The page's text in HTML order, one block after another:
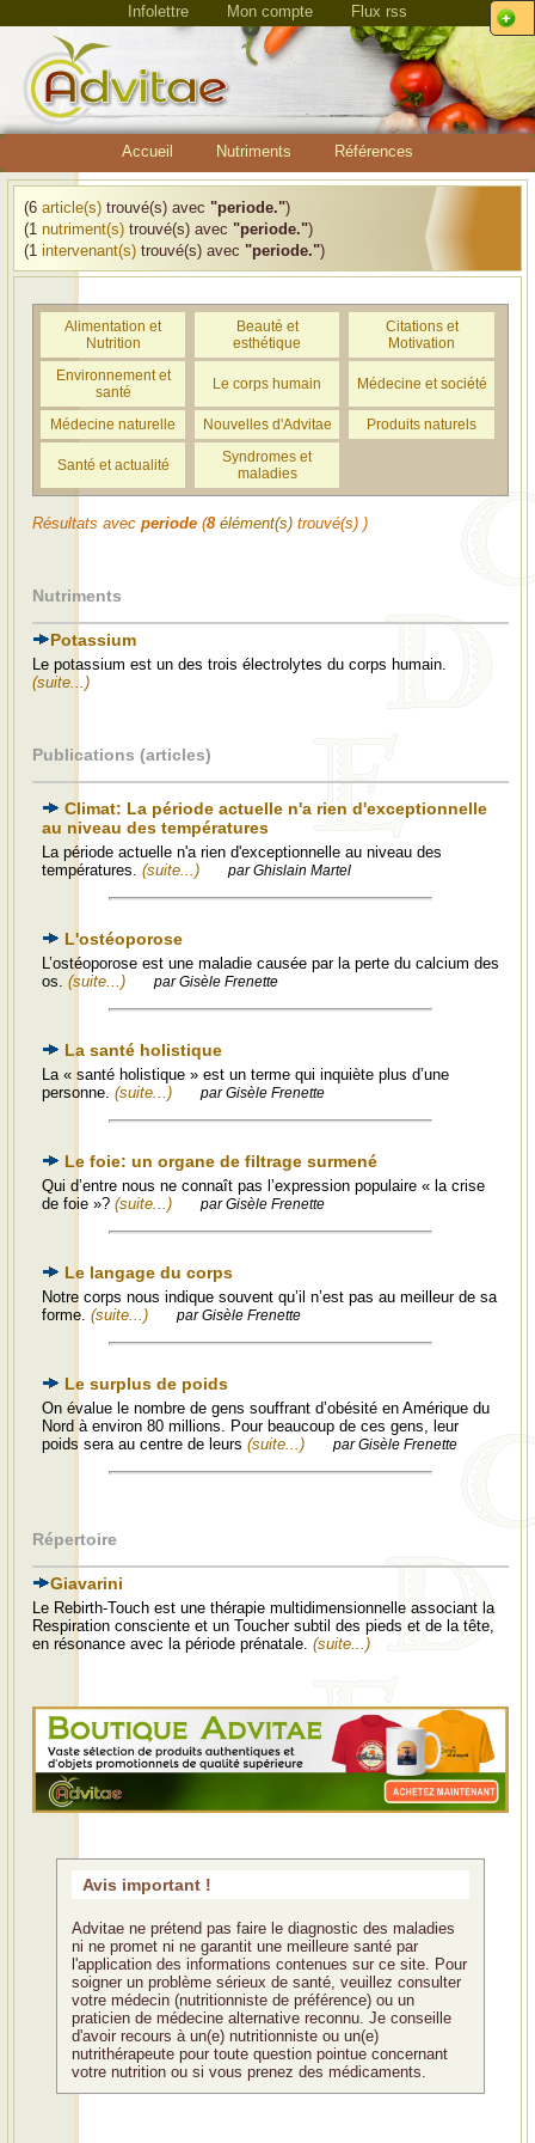
Infolettre Mon compte Flux rss
Accueil Nutriments Références
(6 article(s) trouvé(s) avec "periode.")
(1 nutriment(s) trouvé(s) avec "periode.")
(1 intervenant(s) trouvé(s) avec "periode.")
Alimentation et
Nutrition
Beauté et
esthétique
Citations et
Motivation
Environnement et
santé
Le corps humain Médecine et société
Médecine naturelle Nouvelles d'Advitae Produits naturels
Santé et actualité
Syndromes et
maladies
Résultats avec periode (8 élément(s) trouvé(s) )
Nutriments
Potassium
Le potassium est un des trois électrolytes du corps humain.
(suite...)
Publications (articles)
Climat: La période actuelle n'a rien d'exceptionnelle
au niveau des températures
La période actuelle n'a rien d'exceptionnelle au niveau des
températures. (suite...) par Ghislain Martel
L'ostéoporose
L’ostéoporose est une maladie causée par la perte du calcium des
os. (suite...) par Gisèle Frenette
La santé holistique
La « santé holistique » est un terme qui inquiète plus d’une
personne. (suite...) par Gisèle Frenette
Le foie: un organe de filtrage surmené
Qui d’entre nous ne connaît pas l’expression populaire « la crise
de foie »? (suite...) par Gisèle Frenette
Le langage du corps
Notre corps nous indique souvent qu’il n’est pas au meilleur de sa
forme. (suite...) par Gisèle Frenette
Le surplus de poids
On évalue le nombre de gens souffrant d’obésité en Amérique du
Nord à environ 80 millions. Pour beaucoup de ces gens, leur
poids sera au centre de leurs (suite...) par Gisèle Frenette
Répertoire
Giavarini
Le Rebirth-Touch est une thérapie multidimensionnelle associant la
Respiration consciente et un Toucher subtil des pieds et de la tête,
en résonance avec la période prénatale. (suite...)
Avis important !
Advitae ne prétend pas faire le diagnostic des maladies
ni ne promet ni ne garantit une meilleure santé par
l'application des informations contenues sur ce site. Pour
soigner un problème sérieux de santé, veuillez consulter
votre médecin (nutritionniste de préférence) ou un
praticien de médecine alternative reconnu. Je conseille
d'avoir recours à un(e) nutritionniste ou un(e)
nutrithérapeute pour toute question pointue concernant
votre nutrition ou si vous prenez des médicaments.